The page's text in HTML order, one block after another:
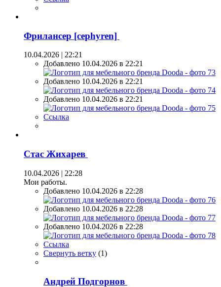
Фрилансер [cephyren]
10.04.2026 | 22:21
Добавлено 10.04.2026 в 22:21
Добавлено 10.04.2026 в 22:21
Добавлено 10.04.2026 в 22:21
Ссылка
Стас Жихарев
10.04.2026 | 22:28
Мои работы.
Добавлено 10.04.2026 в 22:28
Добавлено 10.04.2026 в 22:28
Добавлено 10.04.2026 в 22:28
Ссылка
Свернуть ветку (1)
Андрей Подгорнов